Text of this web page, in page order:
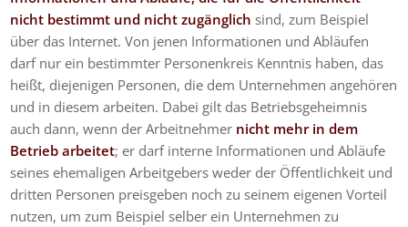
nicht bestimmt und nicht zugänglich sind, zum Beispiel
über das Internet. Von jenen Informationen und Abläufen
darf nur ein bestimmter Personenkreis Kenntnis haben, das
heißt, diejenigen Personen, die dem Unternehmen angehören
und in diesem arbeiten. Dabei gilt das Betriebsgeheimnis
auch dann, wenn der Arbeitnehmer nicht mehr in dem
Betrieb arbeitet; er darf interne Informationen und Abläufe
seines ehemaligen Arbeitgebers weder der Öffentlichkeit und
dritten Personen preisgeben noch zu seinem eigenen Vorteil
nutzen, um zum Beispiel selber ein Unternehmen zu